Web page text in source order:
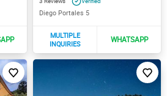
Diego Portales 5